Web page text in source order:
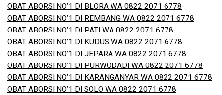
OBAT ABORSI NO’1 DI BLORA WA 0822 2071 6778
OBAT ABORSI NO’1 DI REMBANG WA 0822 2071 6778
OBAT ABORSI NO’1 DI PATI WA 0822 2071 6778
OBAT ABORSI NO’1 DI KUDUS WA 0822 2071 6778
OBAT ABORSI NO’1 DI JEPARA WA 0822 2071 6778
OBAT ABORSI NO’1 DI PURWODADI WA 0822 2071 6778
OBAT ABORSI NO’1 DI KARANGANYAR WA 0822 2071 6778
OBAT ABORSI NO’1 DI SOLO WA 0822 2071 6778